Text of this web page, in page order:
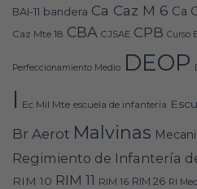
BAI-11 bandera Ca Caz M 6 Ca
Caz Mte 18 CBA CJSAE CPB Curso
Perfeccionamiento Medio DEOP
I Ec Mil Mte escuela de infanteria
Br Aerot Malvinas
Regimiento de Infantería
RIM 10 RIM 11 RIM 16 RIM 26 RI